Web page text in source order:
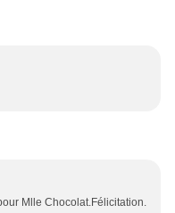
Mlle Chocolat.Félicitation.